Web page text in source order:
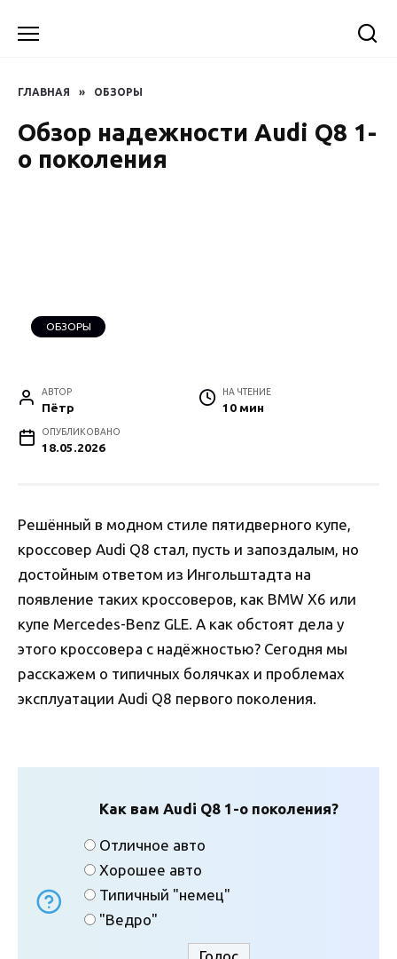
ГЛАВНАЯ » ОБЗОРЫ
Обзор надежности Audi Q8 1-
о поколения
ОБЗОРЫ
АВТОР
Пётр
НА ЧТЕНИЕ
10 мин
ОПУБЛИКОВАНО
18.05.2026
Решённый в модном стиле пятидверного купе,
кроссовер Audi Q8 стал, пусть и запоздалым, но
достойным ответом из Ингольштадта на
появление таких кроссоверов, как BMW X6 или
купе Mercedes-Benz GLE. А как обстоят дела у
этого кроссовера с надёжностью? Сегодня мы
расскажем о типичных болячках и проблемах
эксплуатации Audi Q8 первого поколения.
Как вам Audi Q8 1-о поколения?
Отличное авто
Хорошее авто
Типичный "немец"
"Ведро"